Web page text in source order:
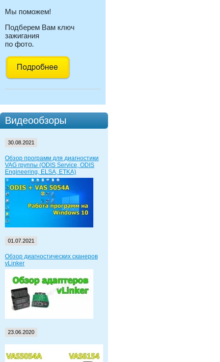
Мы поможем!
Подберем Вам ключ
зажигания
по фото.
Видеообзоры
30.08.2021
Обзор программ для диагностики
VAG группы (ODIS Service, ODIS
Engineering, ELSA, ETKA)
01.07.2021
Обзор диагностических сканеров
vLinker
23.06.2020